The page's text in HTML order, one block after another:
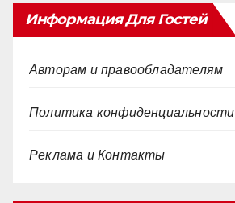
Информация Для Гостей
Авторам и правообладателям
Политика конфиденциальности
Реклама и Контакты